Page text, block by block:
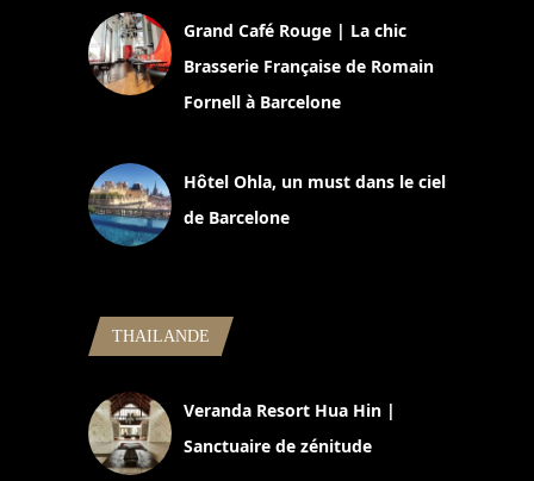
Grand Café Rouge | La chic
Brasserie Française de Romain
Fornell à Barcelone
Hôtel Ohla, un must dans le ciel
de Barcelone
THAILANDE
Veranda Resort Hua Hin |
Sanctuaire de zénitude